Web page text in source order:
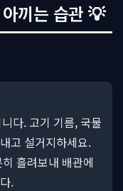
끼는 습관 💡
다. 고기 기름, 국물
고 설거지하세요.
흘려보내 배관에
.